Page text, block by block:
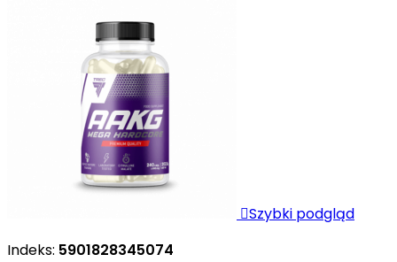
Szybki podgląd
Indeks: 5901828345074